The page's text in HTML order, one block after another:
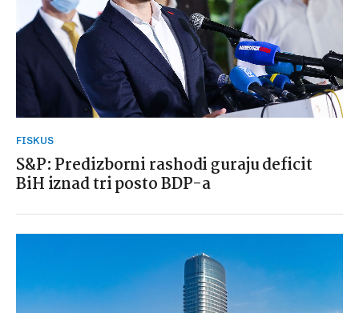
FISKUS
S&P: Predizborni rashodi guraju deficit
BiH iznad tri posto BDP-a